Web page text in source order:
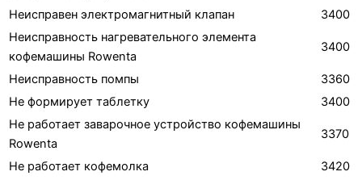
Неисправен электромагнитный клапан
3400
Неисправность нагревательного элемента
кофемашины Rowenta
3400
Неисправность помпы
3360
Не формирует таблетку
3400
Не работает заварочное устройство кофемашины
Rowenta
3370
Не работает кофемолка
3420